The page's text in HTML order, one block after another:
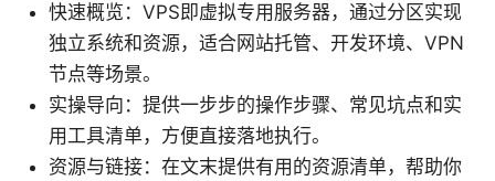
快速概览：VPS即虚拟专用服务器，通过分区实现
独立系统和资源，适合网站托管、开发环境、VPN
节点等场景。
实操导向：提供一步步的操作步骤、常见坑点和实
用工具清单，方便直接落地执行。
资源与链接：在文末提供有用的资源清单，帮助你